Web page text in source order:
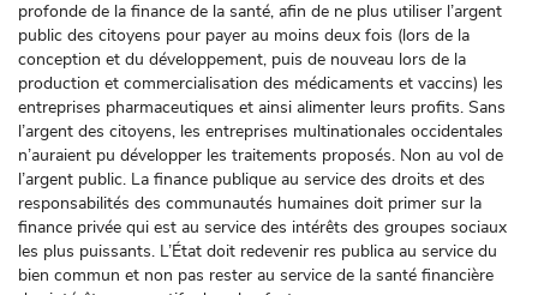
profonde de la finance de la santé, afin de ne plus utiliser l’argent
public des citoyens pour payer au moins deux fois (lors de la
conception et du développement, puis de nouveau lors de la
production et commercialisation des médicaments et vaccins) les
entreprises pharmaceutiques et ainsi alimenter leurs profits. Sans
l’argent des citoyens, les entreprises multinationales occidentales
n’auraient pu développer les traitements proposés. Non au vol de
l’argent public. La finance publique au service des droits et des
responsabilités des communautés humaines doit primer sur la
finance privée qui est au service des intérêts des groupes sociaux
les plus puissants. L’État doit redevenir res publica au service du
bien commun et non pas rester au service de la santé financière